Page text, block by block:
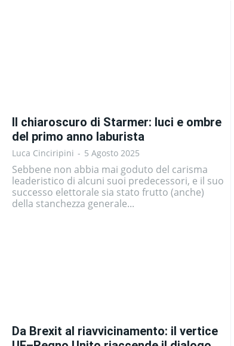
Il chiaroscuro di Starmer: luci e ombre
del primo anno laburista
Luca Cinciripini - 5 Agosto 2025
Sebbene non abbia mai goduto del carisma
leaderistico di alcuni suoi predecessori, e il suo
successo elettorale sia stato frutto (anche)
della stanchezza generale...
Da Brexit al riavvicinamento: il vertice